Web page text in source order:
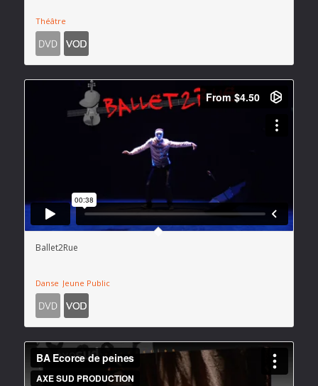
Théâtre
Ballet2Rue
Danse Jeune Public